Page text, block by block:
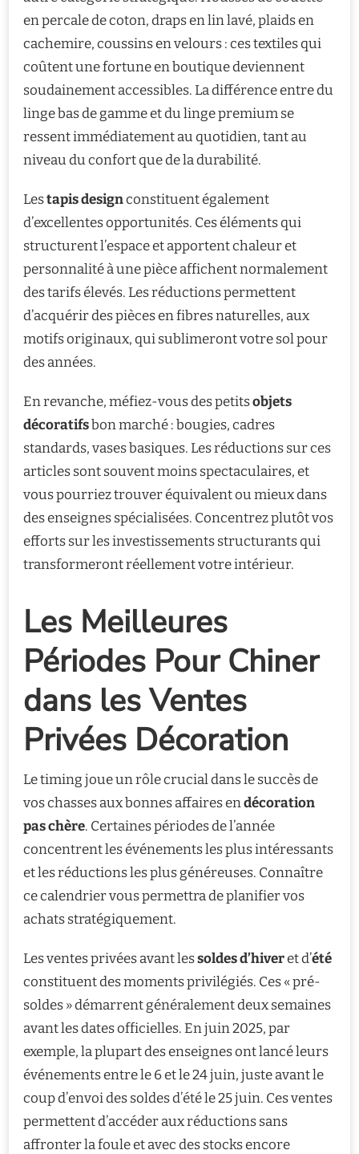
en percale de coton, draps en lin lavé, plaids en
cachemire, coussins en velours : ces textiles qui
coûtent une fortune en boutique deviennent
soudainement accessibles. La différence entre du
linge bas de gamme et du linge premium se
ressent immédiatement au quotidien, tant au
niveau du confort que de la durabilité.
Lestapis designconstituent également
d’excellentes opportunités. Ces éléments qui
structurent l’espace et apportent chaleur et
personnalité à une pièce affichent normalement
des tarifs élevés. Les réductions permettent
d’acquérir des pièces en fibres naturelles, aux
motifs originaux, qui sublimeront votre sol pour
des années.
En revanche, méfiez-vous des petitsobjets
décoratifsbon marché : bougies, cadres
standards, vases basiques. Les réductions sur ces
articles sont souvent moins spectaculaires, et
vous pourriez trouver équivalent ou mieux dans
des enseignes spécialisées. Concentrez plutôt vos
efforts sur les investissements structurants qui
transformeront réellement votre intérieur.
Les Meilleures
Périodes Pour Chiner
dans les Ventes
Privées Décoration
Le timing joue un rôle crucial dans le succès de
vos chasses aux bonnes affaires endécoration
pas chère. Certaines périodes de l’année
concentrent les événements les plus intéressants
et les réductions les plus généreuses. Connaître
ce calendrier vous permettra de planifier vos
achats stratégiquement.
Les ventes privées avant lessoldes d’hiveret d’été
constituent des moments privilégiés. Ces « pré-
soldes » démarrent généralement deux semaines
avant les dates officielles. En juin 2025, par
exemple, la plupart des enseignes ont lancé leurs
événements entre le 6 et le 24 juin, juste avant le
coup d’envoi des soldes d’été le 25 juin. Ces ventes
permettent d’accéder aux réductions sans
affronter la foule et avec des stocks encore